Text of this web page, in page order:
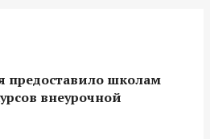
школам
внеурочной